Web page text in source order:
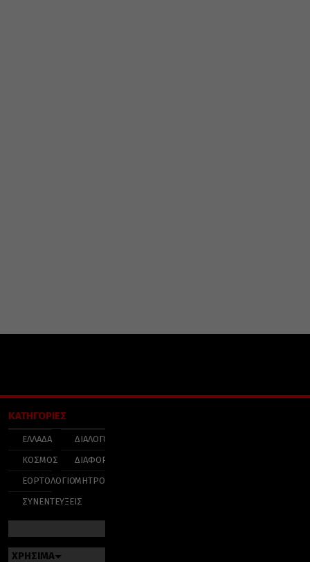
ΚΑΤΗΓΟΡΙΕΣ
ΕΛΛΑΔΑ
ΚΟΣΜΟΣ
ΕΟΡΤΟΛΟΓΙΟ
ΣΥΝΕΝΤΕΥΞΕΙΣ
ΔΙΑΛΟΓΟΣ
ΔΙΑΦΟΡΑ
ΜΗΤΡΟΠΟΛΕΙΣ
ΧΡΗΣΙΜΑ